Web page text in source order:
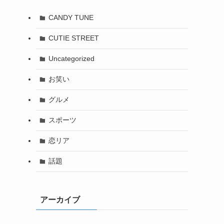
CANDY TUNE
CUTIE STREET
Uncategorized
お笑い
グルメ
スポーツ
恋リア
話題
アーカイブ